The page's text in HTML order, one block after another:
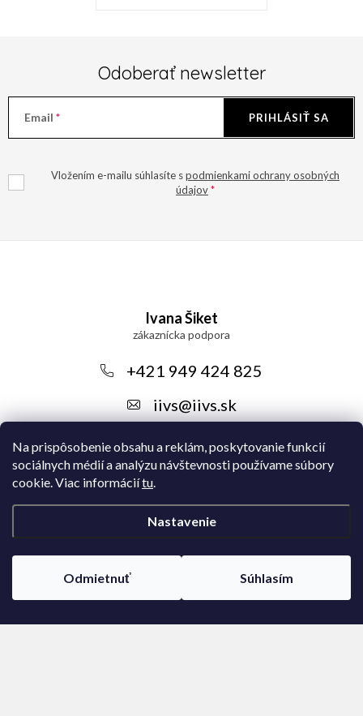
Na prispôsobenie obsahu a reklám, poskytovanie funkcií
sociálnych médií a analýzu návštevnosti používame súbory
cookie. Viac informáciítu.
Nastavenie
Odmietnuť Súhlasím
Odoberať newsletter
Email
Vložením e-mailu súhlasíte spodmienkami ochrany osobných
údajov
PRIHLÁSIŤ SA
i
Ivana Šiket
+421 949 424 825
iivs@iivs.sk